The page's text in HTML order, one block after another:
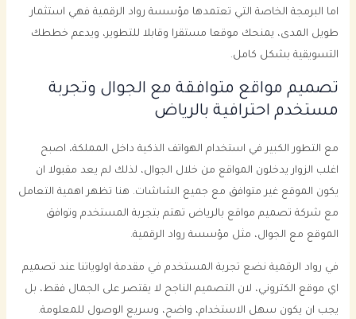
اما البرمجة الخاصة التي تعتمدها مؤسسة رواد الرقمية فهي استثمار
طويل المدى، يمنحك موقعا مستقرا وقابلا للتطوير، ويدعم خططك
التسويقية بشكل كامل.
تصميم مواقع متوافقة مع الجوال وتجربة
مستخدم احترافية بالرياض
مع التطور الكبير في استخدام الهواتف الذكية داخل المملكة، اصبح
اغلب الزوار يدخلون المواقع من خلال الجوال، لذلك لم يعد مقبولا ان
يكون الموقع غير متوافق مع جميع الشاشات. هنا تظهر اهمية التعامل
مع شركة تصميم مواقع بالرياض تهتم بتجربة المستخدم وتوافق
الموقع مع الجوال، مثل مؤسسة رواد الرقمية.
في رواد الرقمية نضع تجربة المستخدم في مقدمة اولوياتنا عند تصميم
اي موقع الكتروني، لان التصميم الناجح لا يقتصر على الجمال فقط، بل
يجب ان يكون سهل الاستخدام، واضح، وسريع الوصول للمعلومة.